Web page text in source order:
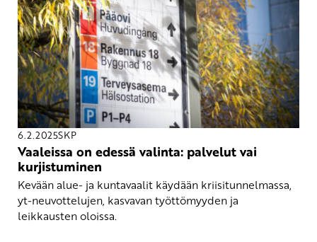
6.2.2025SKP
Vaaleissa on edessä valinta: palvelut vai
kurjistuminen
Kevään alue- ja kuntavaalit käydään kriisitunnelmassa,
yt-neuvottelujen, kasvavan työttömyyden ja
leikkausten oloissa.